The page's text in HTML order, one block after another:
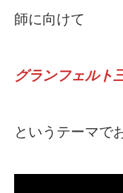
師に向けて
グランフェルト
というテーマで